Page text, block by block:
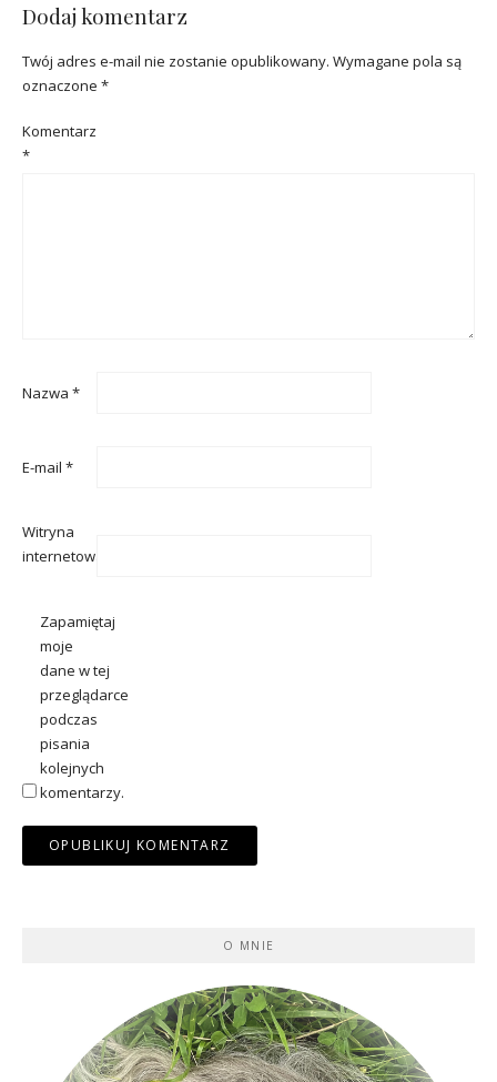
Dodaj komentarz
Twój adres e-mail nie zostanie opublikowany. Wymagane pola są
oznaczone *
Komentarz
*
Nazwa *
E-mail *
Witryna
internetowa
Zapamiętaj
moje
dane w tej
przeglądarce
podczas
pisania
kolejnych
komentarzy.
O MNIE